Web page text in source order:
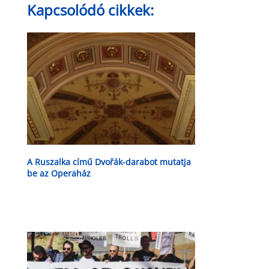
Kapcsolódó cikkek:
A Ruszalka című Dvořák-darabot mutatja
be az Operaház